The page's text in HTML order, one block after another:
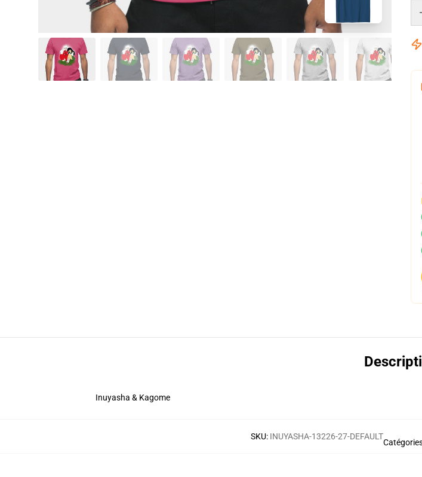
Inuyasha & Kagome
SKU: INUYASHA-13226-27-DEFAULT